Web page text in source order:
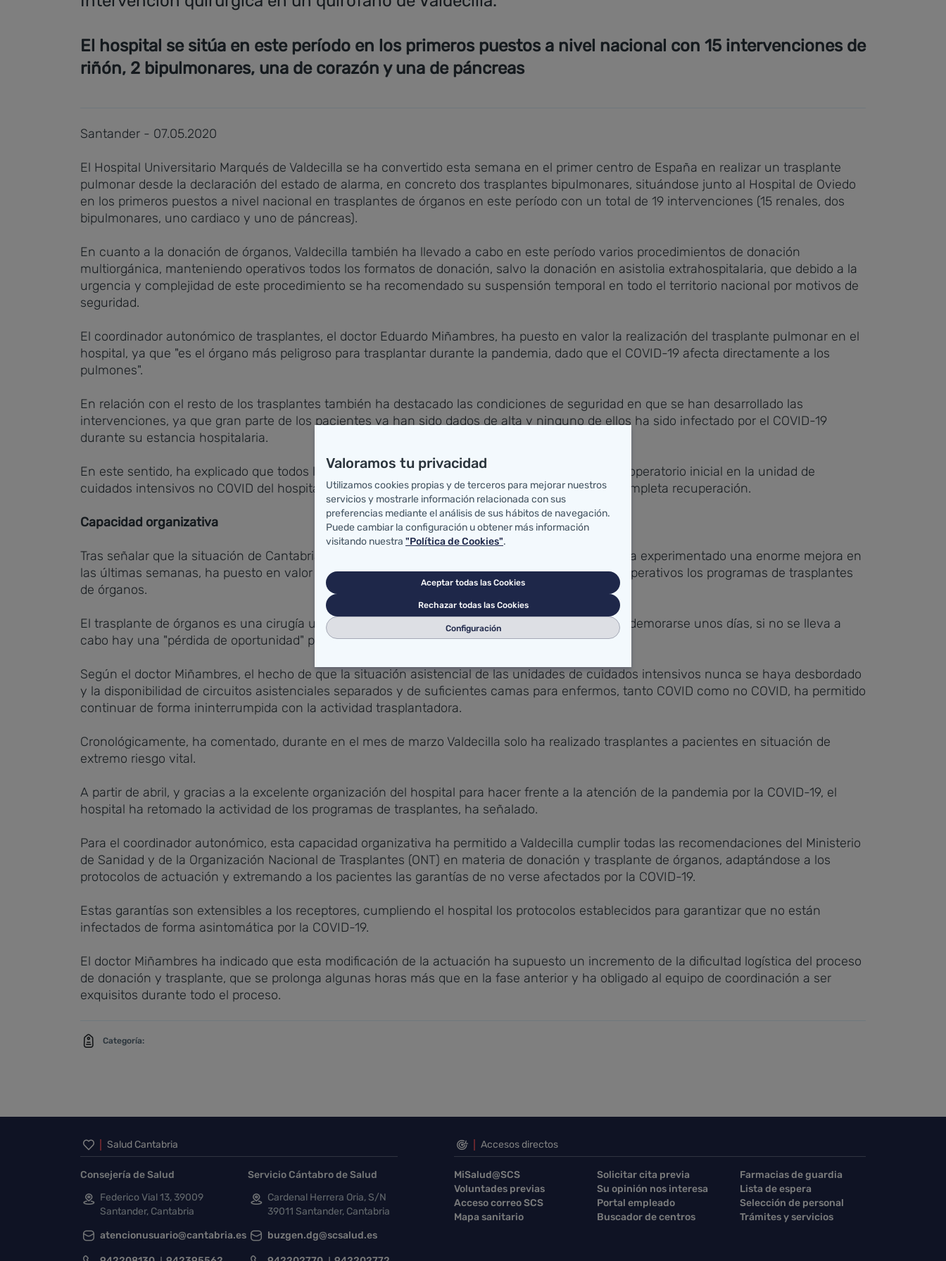
El hospital se sitúa en este período en los primeros puestos a nivel nacional con 15 intervenciones de
riñón, 2 bipulmonares, una de corazón y una de páncreas
Santander - 07.05.2020
El Hospital Universitario Marqués de Valdecilla se ha convertido esta semana en el primer centro de España en realizar un trasplante
pulmonar desde la declaración del estado de alarma, en concreto dos trasplantes bipulmonares, situándose junto al Hospital de Oviedo
en los primeros puestos a nivel nacional en trasplantes de órganos en este período con un total de 19 intervenciones (15 renales, dos
bipulmonares, uno cardiaco y uno de páncreas).
En cuanto a la donación de órganos, Valdecilla también ha llevado a cabo en este período varios procedimientos de donación
multiorgánica, manteniendo operativos todos los formatos de donación, salvo la donación en asistolia extrahospitalaria, que debido a la
urgencia y complejidad de este procedimiento se ha recomendado su suspensión temporal en todo el territorio nacional por motivos de
seguridad.
El coordinador autonómico de trasplantes, el doctor Eduardo Miñambres, ha puesto en valor la realización del trasplante pulmonar en el
hospital, ya que "es el órgano más peligroso para trasplantar durante la pandemia, dado que el COVID-19 afecta directamente a los
pulmones".
En relación con el resto de los trasplantes también ha destacado las condiciones de seguridad en que se han desarrollado las
intervenciones, ya que gran parte de los pacientes ya han sido dados de alta y ninguno de ellos ha sido infectado por el COVID-19
durante su estancia hospitalaria.
En este sentido, ha explicado que todos los pacientes trasplantados han pasado el período postoperatorio inicial en la unidad de
cuidados intensivos no COVID del hospital, siendo trasladados a planta días después para su completa recuperación.
Capacidad organizativa
Tras señalar que la situación de Cantabria y Valdecilla respecto a la pandemia por la COVID-19 ha experimentado una enorme mejora en
las últimas semanas, ha puesto en valor la capacidad organizativa del hospital para mantener operativos los programas de trasplantes
de órganos.
El trasplante de órganos es una cirugía urgente, ha recordado, y aunque la intervención pueda demorarse unos días, si no se lleva a
cabo hay una "pérdida de oportunidad" porque los órganos que no se trasplantan se pierden.
Según el doctor Miñambres, el hecho de que la situación asistencial de las unidades de cuidados intensivos nunca se haya desbordado
y la disponibilidad de circuitos asistenciales separados y de suficientes camas para enfermos, tanto COVID como no COVID, ha permitido
continuar de forma ininterrumpida con la actividad trasplantadora.
Cronológicamente, ha comentado, durante en el mes de marzo Valdecilla solo ha realizado trasplantes a pacientes en situación de
extremo riesgo vital.
A partir de abril, y gracias a la excelente organización del hospital para hacer frente a la atención de la pandemia por la COVID-19, el
hospital ha retomado la actividad de los programas de trasplantes, ha señalado.
Para el coordinador autonómico, esta capacidad organizativa ha permitido a Valdecilla cumplir todas las recomendaciones del Ministerio
de Sanidad y de la Organización Nacional de Trasplantes (ONT) en materia de donación y trasplante de órganos, adaptándose a los
protocolos de actuación y extremando a los pacientes las garantías de no verse afectados por la COVID-19.
Estas garantías son extensibles a los receptores, cumpliendo el hospital los protocolos establecidos para garantizar que no están
infectados de forma asintomática por la COVID-19.
El doctor Miñambres ha indicado que esta modificación de la actuación ha supuesto un incremento de la dificultad logística del proceso
de donación y trasplante, que se prolonga algunas horas más que en la fase anterior y ha obligado al equipo de coordinación a ser
exquisitos durante todo el proceso.
Categoría:
Inicio del pie de página
Salud Cantabria
Consejería de Salud
Federico Vial 13, 39009
Santander, Cantabria
atencionusuario@cantabria.es
Servicio Cántabro de Salud
Cardenal Herrera Oria, S/N
39011 Santander, Cantabria
buzgen.dg@scsalud.es
Accesos directos
MiSalud@SCS Solicitar cita previa
Farmacias de guardia
Voluntades previas
Su opinión nos interesa
Lista de espera
Acceso correo SCS
Portal empleado
Selección de personal
Mapa sanitario
Buscador de centros Trámites y servicios
Valoramos tu privacidad
Utilizamos cookies propias y de terceros para mejorar nuestros
servicios y mostrarle información relacionada con sus
preferencias mediante el análisis de sus hábitos de navegación.
Puede cambiar la configuración u obtener más información
visitando nuestra "Política de Cookies".
Aceptar todas las Cookies
Rechazar todas las Cookies
Configuración